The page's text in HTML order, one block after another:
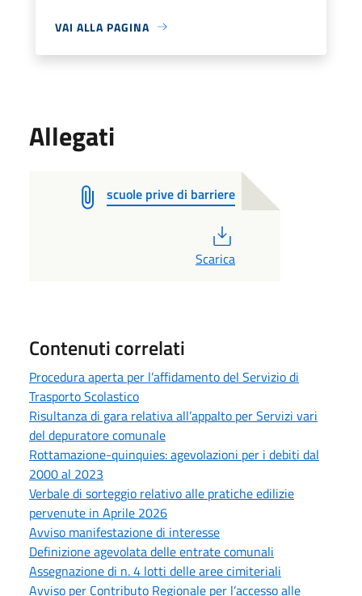
VAI ALLA PAGINA
Allegati
scuole prive di barriere
Scarica
Contenuti correlati
Procedura aperta per l’affidamento del Servizio di
Trasporto Scolastico
Risultanza di gara relativa all’appalto per Servizi vari
del depuratore comunale
Rottamazione-quinquies: agevolazioni per i debiti dal
2000 al 2023
Verbale di sorteggio relativo alle pratiche edilizie
pervenute in Aprile 2026
Avviso manifestazione di interesse
Definizione agevolata delle entrate comunali
Assegnazione di n. 4 lotti delle aree cimiteriali
Avviso per Contributo Regionale per l’accesso alle